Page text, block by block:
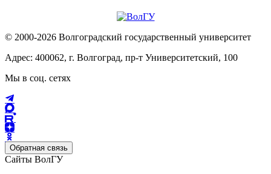
© 2000-2026 Волгоградский государственный университет
Адрес: 400062, г. Волгоград, пр-т Университетский, 100
Мы в соц. сетях
Обратная связь
Сайты ВолГУ